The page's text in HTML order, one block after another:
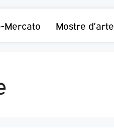
Mercato Mostre d’arte